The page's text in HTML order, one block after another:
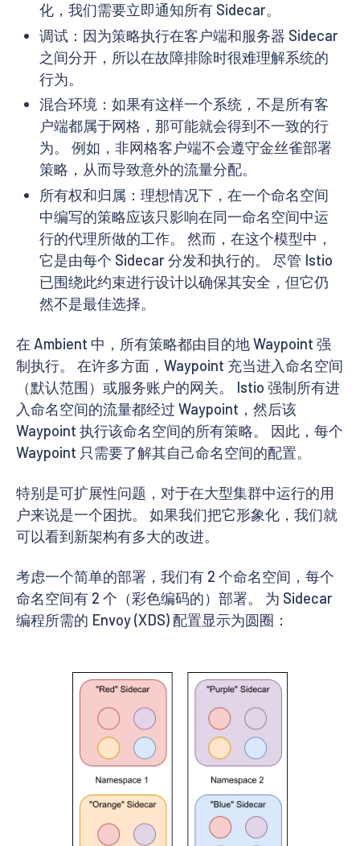
化，我们需要立即通知所有 Sidecar。
调试：因为策略执行在客户端和服务器 Sidecar
之间分开，所以在故障排除时很难理解系统的
行为。
混合环境：如果有这样一个系统，不是所有客
户端都属于网格，那可能就会得到不一致的行
为。 例如，非网格客户端不会遵守金丝雀部署
策略，从而导致意外的流量分配。
所有权和归属：理想情况下，在一个命名空间
中编写的策略应该只影响在同一命名空间中运
行的代理所做的工作。 然而，在这个模型中，
它是由每个 Sidecar 分发和执行的。 尽管 Istio
已围绕此约束进行设计以确保其安全，但它仍
然不是最佳选择。
在 Ambient 中，所有策略都由目的地 Waypoint 强
制执行。 在许多方面，Waypoint 充当进入命名空间
（默认范围）或服务账户的网关。 Istio 强制所有进
入命名空间的流量都经过 Waypoint，然后该
Waypoint 执行该命名空间的所有策略。 因此，每个
Waypoint 只需要了解其自己命名空间的配置。
特别是可扩展性问题，对于在大型集群中运行的用
户来说是一个困扰。 如果我们把它形象化，我们就
可以看到新架构有多大的改进。
考虑一个简单的部署，我们有 2 个命名空间，每个
命名空间有 2 个（彩色编码的）部署。 为 Sidecar
编程所需的 Envoy (XDS) 配置显示为圆圈：